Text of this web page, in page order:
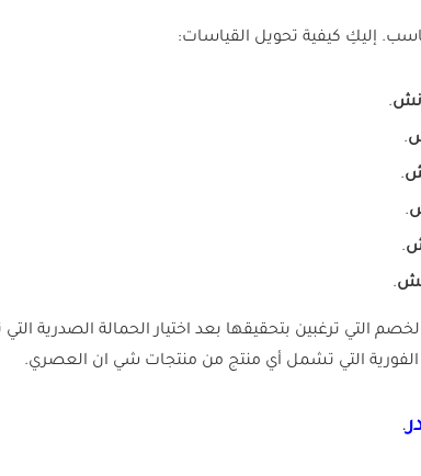
إليكِ كيفية تحويل القياسات:
.
.
.
.
.
.
التي ترغبين بتحقيقها بعد اختيار الحمالة الصدرية
التي تشمل أي منتج من منتجات شي ان العصري.
.